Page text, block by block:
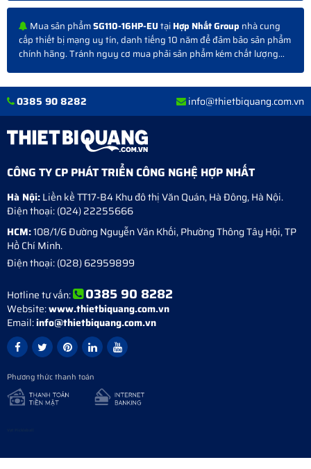
Mua sản phẩmSG110-16HP-EUtạiHợp Nhất Group nhà cung
cấp thiết bị mạng uy tín, danh tiếng 10 năm để đảm bảo sản phẩm
chính hãng. Tránh nguy cơ mua phải sản phẩm kém chất lượng...
0385 90 8282 info@thietbiquang.com.vn
CÔNG TY CP PHÁT TRIỂN CÔNG NGHỆ HỢP NHẤT
Hà Nội:Liền kề TT17-B4 Khu đô thị Văn Quán,Hà Đông,Hà Nội.
Điện thoại:(024) 22255666
HCM:108/1/6 Đường Nguyễn Văn Khối, Phường Thông Tây Hội, TP
Hồ Chí Minh.
Điện thoại:(028) 62959899
Hotline tư vấn: 0385 90 8282
Website:www.thietbiquang.com.vn
Email:info@thietbiquang.com.vn
Phương thức thanh toán